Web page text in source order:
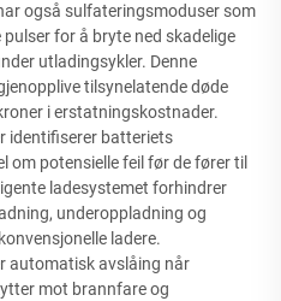
også sulfateringsmoduser som
for å bryte ned skadelige
utladingsykler. Denne
tilsynelatende døde
i erstatningskostnader.
identifiserer batteriets
om potensielle feil før de fører til
ladesystemet forhindrer
underoppladning og
ladere.
automatisk avslåing når
mot brannfare og